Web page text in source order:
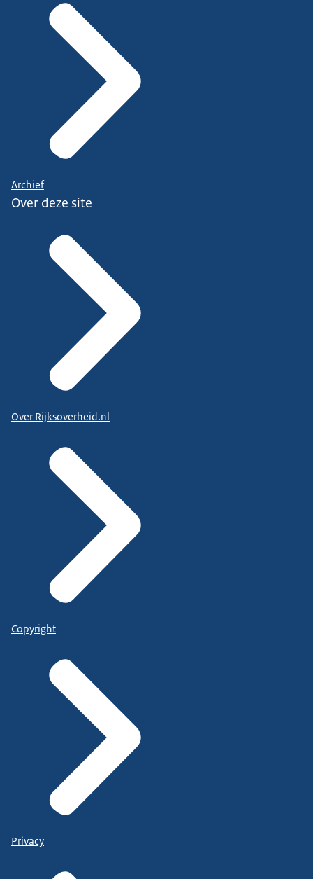
Archief
Over deze site
Over Rijksoverheid.nl
Copyright
Privacy